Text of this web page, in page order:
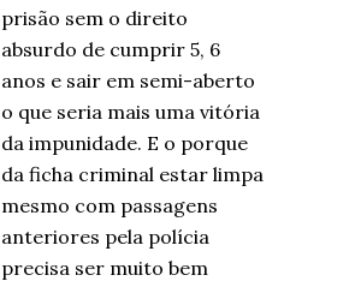
prisão sem o direito
absurdo de cumprir 5, 6
anos e sair em semi-aberto
o que seria mais uma vitória
da impunidade. E o porque
da ficha criminal estar limpa
mesmo com passagens
anteriores pela polícia
precisa ser muito bem